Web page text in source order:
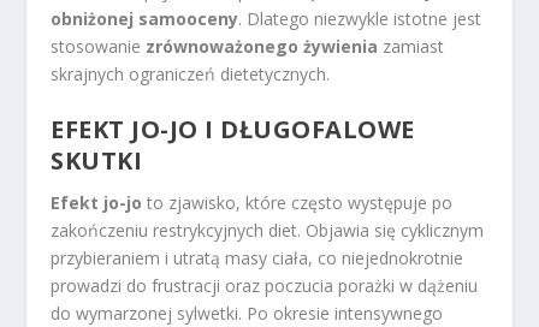
obniżonej samooceny. Dlatego niezwykle istotne jest
stosowanie zrównoważonego żywienia zamiast
skrajnych ograniczeń dietetycznych.
EFEKT JO-JO I DŁUGOFALOWE
SKUTKI
Efekt jo-jo to zjawisko, które często występuje po
zakończeniu restrykcyjnych diet. Objawia się cyklicznym
przybieraniem i utratą masy ciała, co niejednokrotnie
prowadzi do frustracji oraz poczucia porażki w dążeniu
do wymarzonej sylwetki. Po okresie intensywnego